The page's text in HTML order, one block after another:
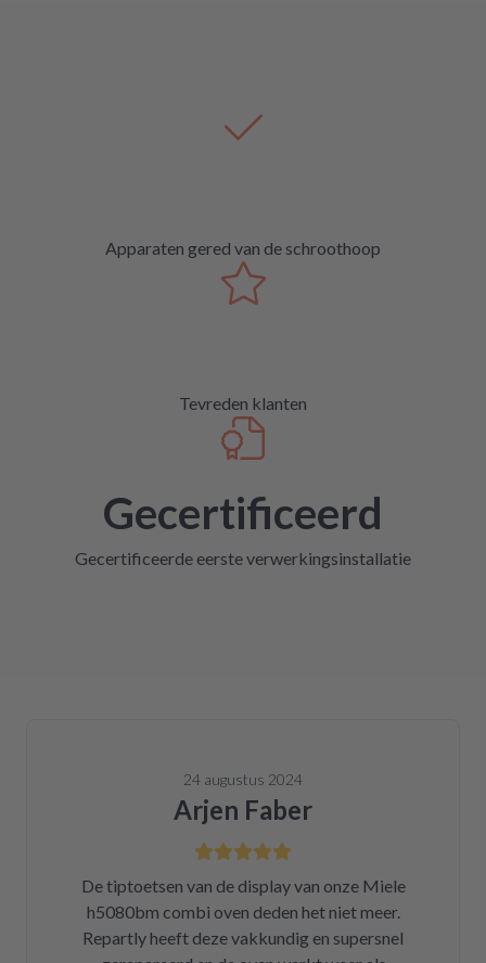
Apparaten gered van de schroothoop
Tevreden klanten
Gecertificeerd
Gecertificeerde eerste verwerkingsinstallatie
24 augustus 2024
Arjen Faber
De tiptoetsen van de display van onze Miele
h5080bm combi oven deden het niet meer.
Repartly heeft deze vakkundig en supersnel